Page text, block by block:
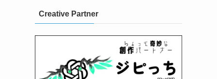
Creative Partner